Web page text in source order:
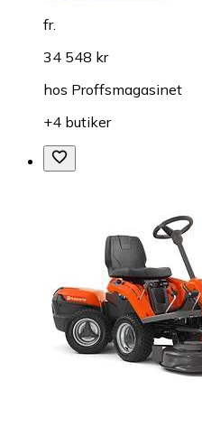
fr.
34 548 kr
hos Proffsmagasinet
+4 butiker